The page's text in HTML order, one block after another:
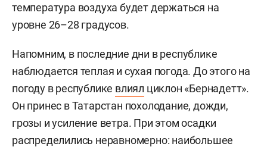
температура воздуха будет держаться на
уровне 26–28 градусов.
Напомним, в последние дни в республике
наблюдается теплая и сухая погода. До этого на
погоду в республике влиял циклон «Бернадетт».
Он принес в Татарстан похолодание, дожди,
грозы и усиление ветра. При этом осадки
распределились неравномерно: наибольшее